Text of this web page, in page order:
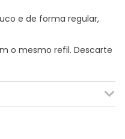
e de forma regular,
o mesmo refil. Descarte